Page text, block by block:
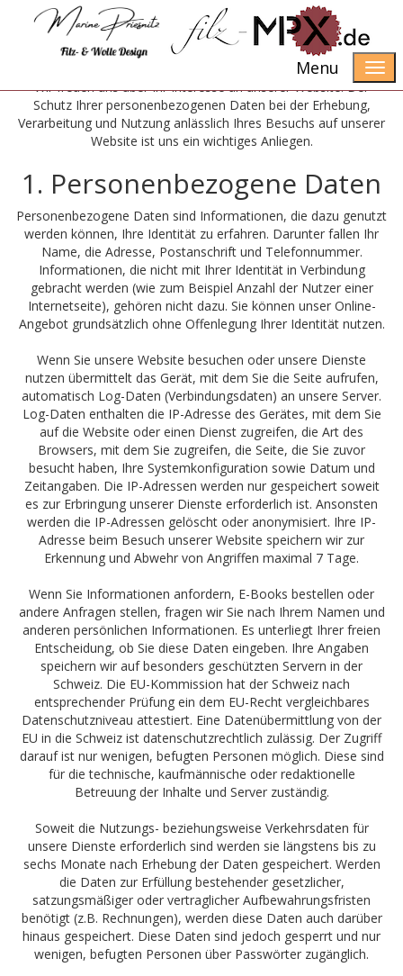
Menu
Datenschutzerklärung
Wir freuen uns über Ihr Interesse an unserer Website. Der
Schutz Ihrer personenbezogenen Daten bei der Erhebung,
Verarbeitung und Nutzung anlässlich Ihres Besuchs auf unserer
Website ist uns ein wichtiges Anliegen.
1. Personenbezogene Daten
Personenbezogene Daten sind Informationen, die dazu genutzt
werden können, Ihre Identität zu erfahren. Darunter fallen Ihr
Name, die Adresse, Postanschrift und Telefonnummer.
Informationen, die nicht mit Ihrer Identität in Verbindung
gebracht werden (wie zum Beispiel Anzahl der Nutzer einer
Internetseite), gehören nicht dazu. Sie können unser Online-
Angebot grundsätzlich ohne Offenlegung Ihrer Identität nutzen.
Wenn Sie unsere Website besuchen oder unsere Dienste
nutzen übermittelt das Gerät, mit dem Sie die Seite aufrufen,
automatisch Log-Daten (Verbindungsdaten) an unsere Server.
Log-Daten enthalten die IP-Adresse des Gerätes, mit dem Sie
auf die Website oder einen Dienst zugreifen, die Art des
Browsers, mit dem Sie zugreifen, die Seite, die Sie zuvor
besucht haben, Ihre Systemkonfiguration sowie Datum und
Zeitangaben. Die IP-Adressen werden nur gespeichert soweit
es zur Erbringung unserer Dienste erforderlich ist. Ansonsten
werden die IP-Adressen gelöscht oder anonymisiert. Ihre IP-
Adresse beim Besuch unserer Website speichern wir zur
Erkennung und Abwehr von Angriffen maximal 7 Tage.
Wenn Sie Informationen anfordern, E-Books bestellen oder
andere Anfragen stellen, fragen wir Sie nach Ihrem Namen und
anderen persönlichen Informationen. Es unterliegt Ihrer freien
Entscheidung, ob Sie diese Daten eingeben. Ihre Angaben
speichern wir auf besonders geschützten Servern in der
Schweiz. Die EU-Kommission hat der Schweiz nach
entsprechender Prüfung ein dem EU-Recht vergleichbares
Datenschutzniveau attestiert. Eine Datenübermittlung von der
EU in die Schweiz ist datenschutzrechtlich zulässig. Der Zugriff
darauf ist nur wenigen, befugten Personen möglich. Diese sind
für die technische, kaufmännische oder redaktionelle
Betreuung der Inhalte und Server zuständig.
Soweit die Nutzungs- beziehungsweise Verkehrsdaten für
unsere Dienste erforderlich sind werden sie längstens bis zu
sechs Monate nach Erhebung der Daten gespeichert. Werden
die Daten zur Erfüllung bestehender gesetzlicher,
satzungsmäßiger oder vertraglicher Aufbewahrungsfristen
benötigt (z.B. Rechnungen), werden diese Daten auch darüber
hinaus gespeichert. Diese Daten sind jedoch gesperrt und nur
wenigen, befugten Personen über Passwörter zugänglich.